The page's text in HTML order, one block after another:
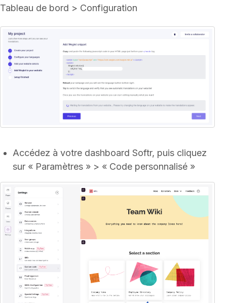
Tableau de bord > Configuration
Accédez à votre dashboard Softr, puis cliquez
sur « Paramètres » > « Code personnalisé »